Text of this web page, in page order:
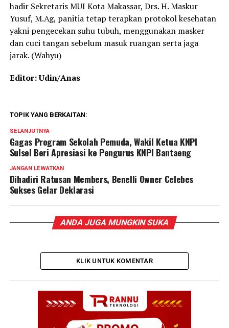
hadir Sekretaris MUI Kota Makassar, Drs. H. Maskur
Yusuf, M.Ag, panitia tetap terapkan protokol kesehatan
yakni pengecekan suhu tubuh, menggunakan masker
dan cuci tangan sebelum masuk ruangan serta jaga
jarak. (Wahyu)
Editor: Udin/Anas
TOPIK YANG BERKAITAN:
SELANJUTNYA
Gagas Program Sekolah Pemuda, Wakil Ketua KNPI
Sulsel Beri Apresiasi ke Pengurus KNPI Bantaeng
JANGAN LEWATKAN
Dihadiri Ratusan Members, Benelli Owner Celebes
Sukses Gelar Deklarasi
ANDA JUGA MUNGKIN SUKA
KLIK UNTUK KOMENTAR